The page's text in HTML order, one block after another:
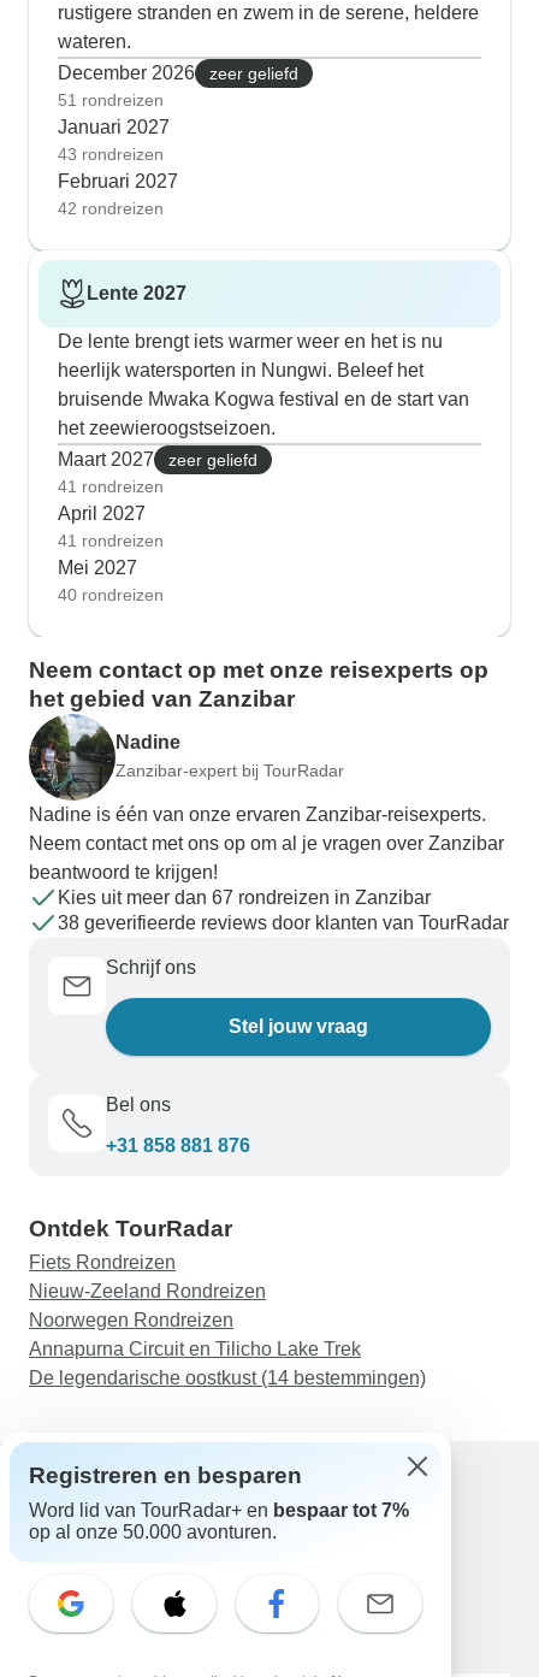
rustigere stranden en zwem in de serene, heldere
wateren.
December 2026
zeer geliefd
51 rondreizen
Januari 2027
43 rondreizen
Februari 2027
42 rondreizen
Lente 2027
De lente brengt iets warmer weer en het is nu
heerlijk watersporten in Nungwi. Beleef het
bruisende Mwaka Kogwa festival en de start van
het zeewieroogstseizoen.
Maart 2027
zeer geliefd
41 rondreizen
April 2027
41 rondreizen
Mei 2027
40 rondreizen
Neem contact op met onze reisexperts op
het gebied van Zanzibar
Nadine
Zanzibar-expert bij TourRadar
Nadine is één van onze ervaren Zanzibar-reisexperts.
Neem contact met ons op om al je vragen over Zanzibar
beantwoord te krijgen!
Kies uit meer dan 67 rondreizen in Zanzibar
38 geverifieerde reviews door klanten van TourRadar
Schrijf ons
Stel jouw vraag
Bel ons
+31 858 881 876
Ontdek TourRadar
Fiets Rondreizen
Nieuw-Zeeland Rondreizen
Noorwegen Rondreizen
Annapurna Circuit en Tilicho Lake Trek
De legendarische oostkust (14 bestemmingen)
Hulp
Neem contact met ons op
E-mail: support@tourradar.com
Taal selecteren
Registreren en besparen
Word lid van TourRadar+ en bespaar tot 7%
op al onze 50.000 avonturen.